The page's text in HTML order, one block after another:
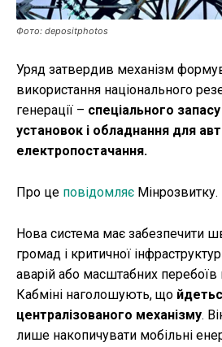
Ми в соц. мережах
Фото: depositphotos
Уряд затвердив механізм
використання національного
генерації – спеціального
установок і обладнання для
електропостачання.
Про це повідомляє Мінрозвитку.
Нова система має забезпечити
громад і критичної
аварій або масштабних перебоїв
Кабміні наголошують, що
централізованого механізму.
лише накопичувати мобільні